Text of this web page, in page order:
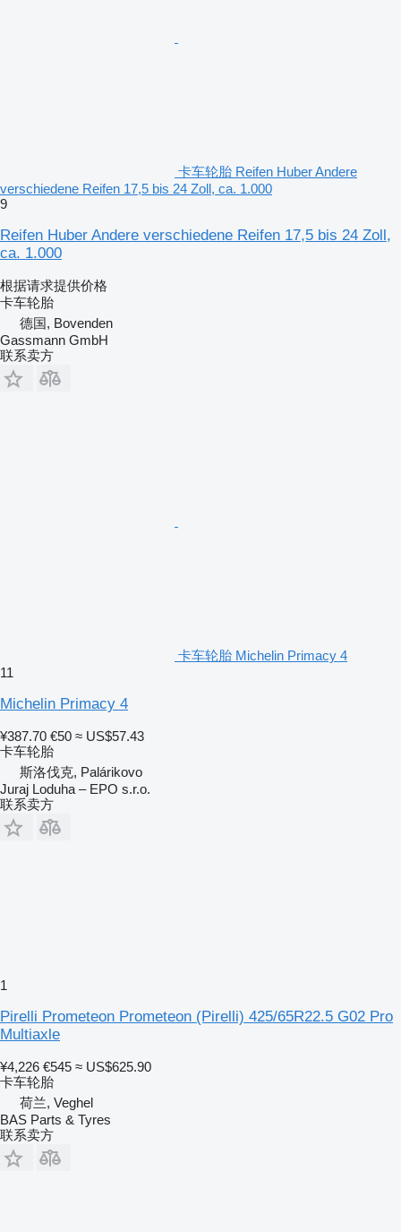
卡车轮胎 Reifen Huber Andere
verschiedene Reifen 17,5 bis 24 Zoll, ca. 1.000
9
Reifen Huber Andere verschiedene Reifen 17,5 bis 24 Zoll,
ca. 1.000
根据请求提供价格
卡车轮胎
德国, Bovenden
Gassmann GmbH
联系卖方
卡车轮胎 Michelin Primacy 4
11
Michelin Primacy 4
¥387.70 €50 ≈ US$57.43
卡车轮胎
斯洛伐克, Palárikovo
Juraj Loduha – EPO s.r.o.
联系卖方
1
Pirelli Prometeon Prometeon (Pirelli) 425/65R22.5 G02 Pro
Multiaxle
¥4,226 €545 ≈ US$625.90
卡车轮胎
荷兰, Veghel
BAS Parts & Tyres
联系卖方